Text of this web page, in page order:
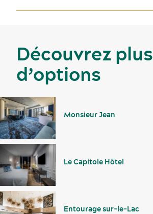
Découvrez plus
d’options
Monsieur Jean
Le Capitole Hôtel
Entourage sur-le-Lac